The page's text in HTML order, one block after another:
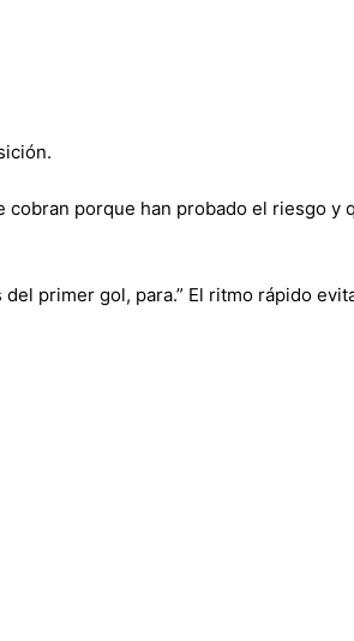
porque han probado el riesgo y
primer gol, para.” El ritmo rápido